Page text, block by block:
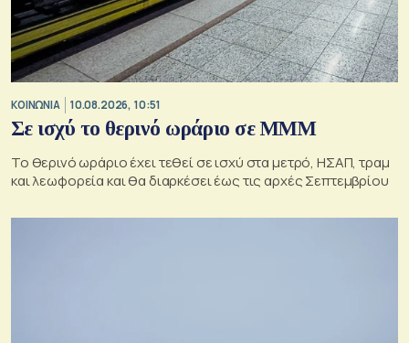
ΚΟΙΝΩΝΙΑ 10.08.2026, 10:51
Σε ισχύ το θερινό ωράριο σε ΜΜΜ
Το θερινό ωράριο έχει τεθεί σε ισχύ στα μετρό, ΗΣΑΠ, τραμ
και λεωφορεία και θα διαρκέσει έως τις αρχές Σεπτεμβρίου